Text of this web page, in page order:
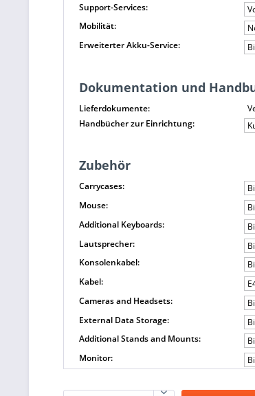
Support-Services:
Mobilität:
Erweiterter Akku-Service:
Dokumentation und
Lieferdokumente:
Handbücher zur Einrichtung:
Zubehör
Carrycases:
Mouse:
Additional Keyboards:
Lautsprecher:
Konsolenkabel:
Kabel:
Cameras and Headsets:
External Data Storage:
Additional Stands and Mounts:
Monitor: